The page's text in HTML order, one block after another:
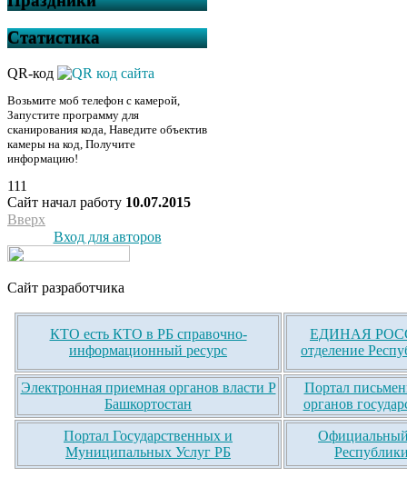
Статистика
QR-код
Возьмите моб телефон с камерой,
Запустите программу для
сканирования кода, Наведите объектив
камеры на код, Получите
информацию!
111
Сайт начал работу 10.07.2015
Вверх
Вход для авторов
Сайт разработчика
КТО есть КТО в РБ справочно-
информационный ресурс
ЕДИНАЯ
отделение
Электронная приемная органов власти Р
Башкортостан
Портал
органов
Портал Государственных и
Муниципальных Услуг РБ
Официальный